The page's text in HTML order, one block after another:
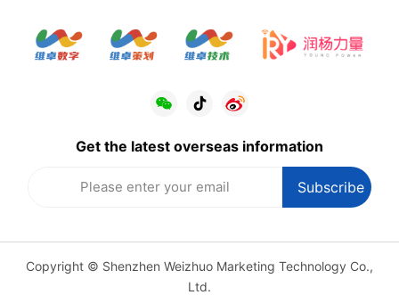
Get the latest overseas information
Copyright © Shenzhen Weizhuo Marketing Technology Co.,
Ltd.